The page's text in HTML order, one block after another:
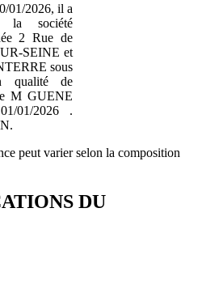
01/2026, il a
la société
2 Rue de
SEINE et
sous
qualité de
M GUENE
01/2026 .
peut varier selon la composition
DU